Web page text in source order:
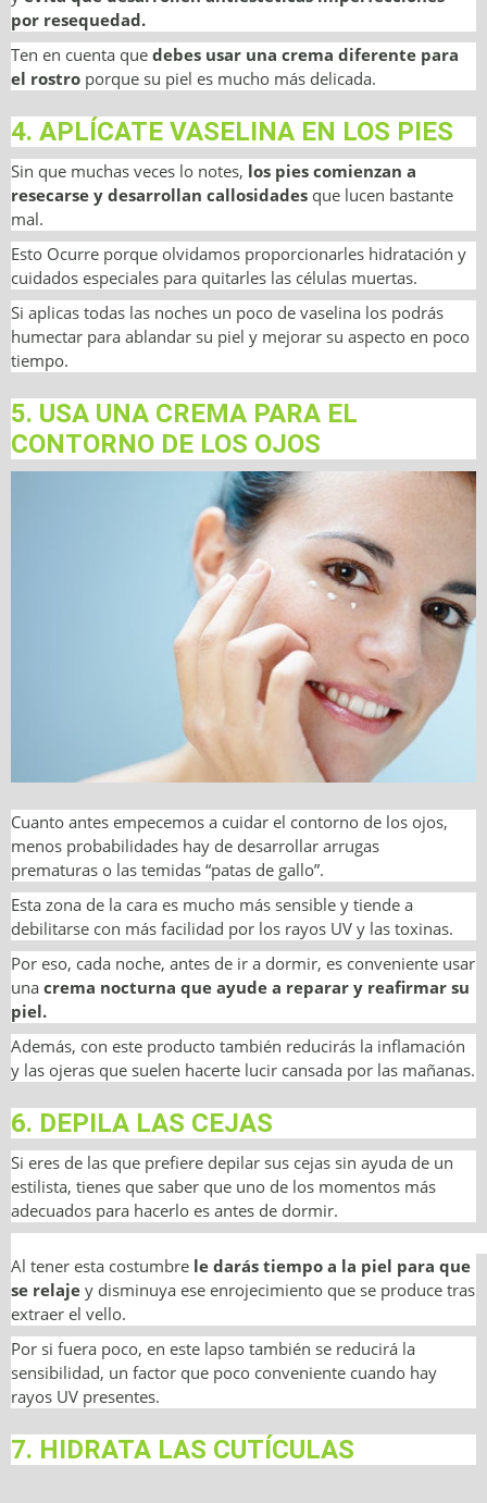
por resequedad.
Ten en cuenta que debes usar una crema diferente para
el rostro porque su piel es mucho más delicada.
4. APLÍCATE VASELINA EN LOS PIES
Sin que muchas veces lo notes, los pies comienzan a
resecarse y desarrollan callosidades que lucen bastante
mal.
Esto Ocurre porque olvidamos proporcionarles hidratación y
cuidados especiales para quitarles las células muertas.
Si aplicas todas las noches un poco de vaselina los podrás
humectar para ablandar su piel y mejorar su aspecto en poco
tiempo.
5. USA UNA CREMA PARA EL
CONTORNO DE LOS OJOS
Cuanto antes empecemos a cuidar el contorno de los ojos,
menos probabilidades hay de desarrollar arrugas
prematuras o las temidas “patas de gallo”.
Esta zona de la cara es mucho más sensible y tiende a
debilitarse con más facilidad por los rayos UV y las toxinas.
Por eso, cada noche, antes de ir a dormir, es conveniente usar
una crema nocturna que ayude a reparar y reafirmar su
piel.
Además, con este producto también reducirás la inflamación
y las ojeras que suelen hacerte lucir cansada por las mañanas.
6. DEPILA LAS CEJAS
Si eres de las que prefiere depilar sus cejas sin ayuda de un
estilista, tienes que saber que uno de los momentos más
adecuados para hacerlo es antes de dormir.
Al tener esta costumbre le darás tiempo a la piel para que
se relaje y disminuya ese enrojecimiento que se produce tras
extraer el vello.
Por si fuera poco, en este lapso también se reducirá la
sensibilidad, un factor que poco conveniente cuando hay
rayos UV presentes.
7. HIDRATA LAS CUTÍCULAS